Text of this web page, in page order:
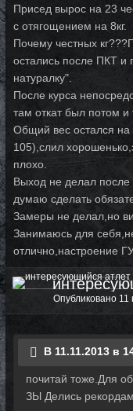
Присед вырос на 23
с отягощением на 8кг.
Почему честных
остались после ПКТ и
натуралку".
После курса
там откат был потом и
Общий вес остался на
105),слил
плохо.
Выход не делал после
думаю сделать
Замеры не делал,но
Занимаюсь для
отлично,настроение
Опубликовано 11
В 11.11.2013 в
почитай тоже.Для
ЗЫ Делись